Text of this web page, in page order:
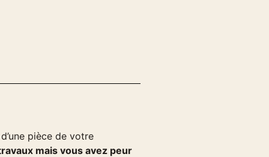
pièce de votre
mais vous avez peur